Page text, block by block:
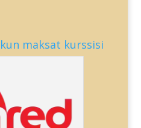
maksat kurssisi